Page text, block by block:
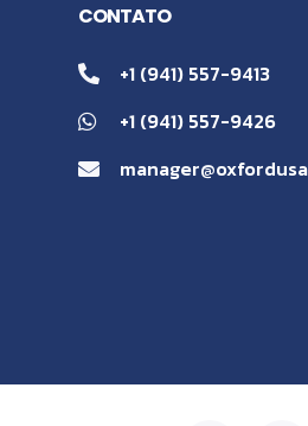
CONTATO
+1 (941) 557-9413
+1 (941) 557-9426